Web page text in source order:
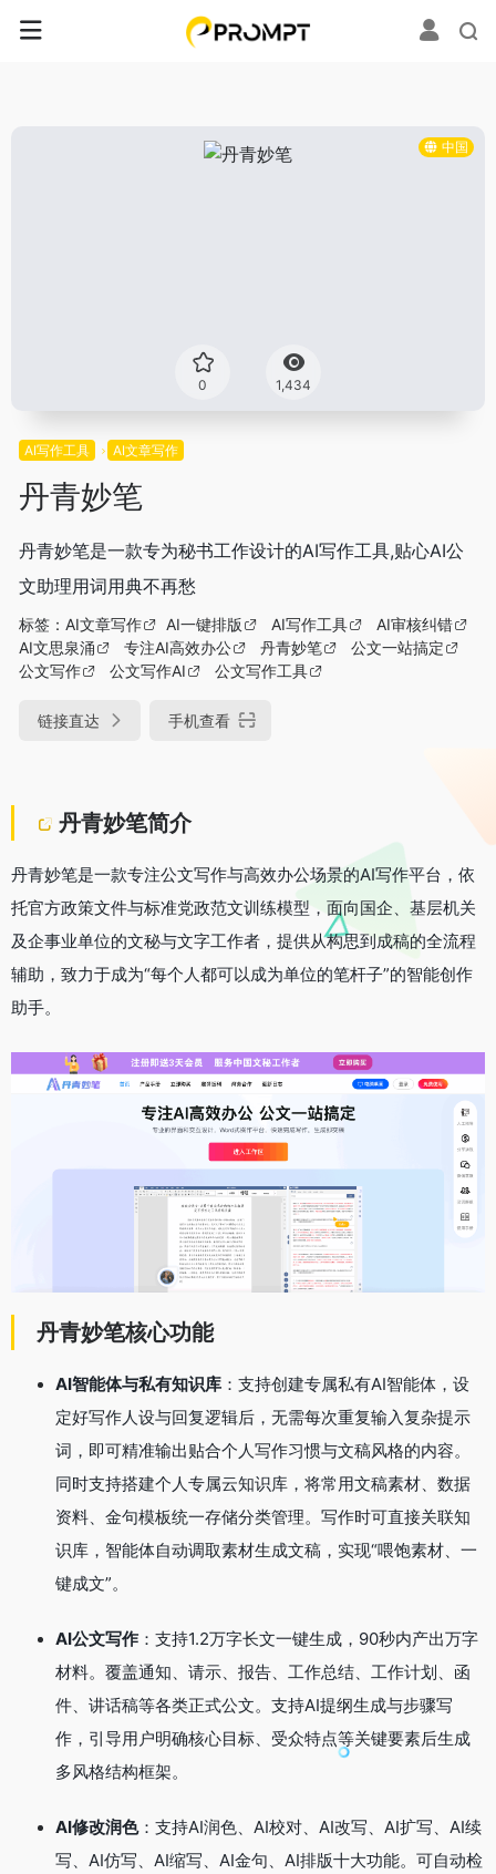
中国
0 1,434
AI写作工具 AI文章写作
丹青妙笔
丹青妙笔是一款专为秘书工作设计的AI写作工具,贴心AI公
文助理用词用典不再愁
标签： AI文章写作 AI一键排版 AI写作工具
AI审核纠错
AI文思泉涌
专注AI高效办公 丹青妙笔
公文一站搞定
公文写作
公文写作AI 公文写作工具
链接直达 手机查看
丹青妙笔简介
丹青妙笔是一款专注公文写作与高效办公场景的AI写作平台，依
托官方政策文件与标准党政范文训练模型，面向国企、基层机关
及企事业单位的文秘与文字工作者，提供从构思到成稿的全流程
辅助，致力于成为“每个人都可以成为单位的笔杆子”的智能创作
助手。
丹青妙笔核心功能
AI智能体与私有知识库 ：支持创建专属私有AI智能体，设
定好写作人设与回复逻辑后，无需每次重复输入复杂提示
词，即可精准输出贴合个人写作习惯与文稿风格的内容。
同时支持搭建个人专属云知识库，将常用文稿素材、数据
资料、金句模板统一存储分类管理。写作时可直接关联知
识库，智能体自动调取素材生成文稿，实现“喂饱素材、一
键成文”。
AI公文写作 ：支持1.2万字长文一键生成，90秒内产出万字
材料。覆盖通知、请示、报告、工作总结、工作计划、函
件、讲话稿等各类正式公文。支持AI提纲生成与步骤写
作，引导用户明确核心目标、受众特点等关键要素后生成
多风格结构框架。
AI修改润色：支持AI润色、AI校对、AI改写、AI扩写、AI续
写、AI仿写、AI缩写、AI金句、AI排版十大功能。可自动检